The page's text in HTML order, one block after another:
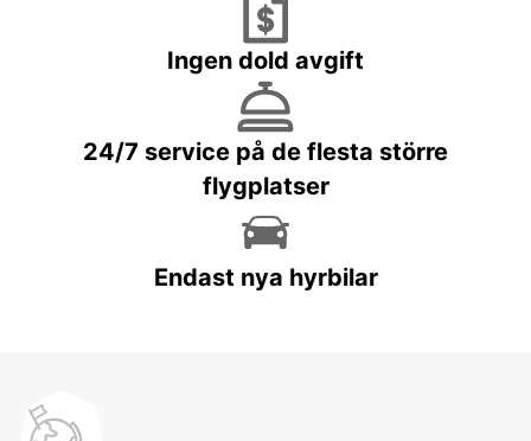
Ingen dold avgift
24/7 service på de flesta större
flygplatser
Endast nya hyrbilar